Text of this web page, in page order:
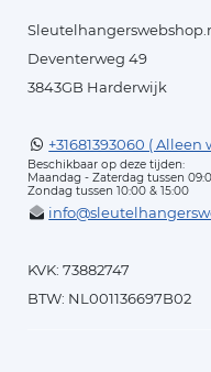
Deventerweg 49
3843GB Harderwijk
+31681393060 ( Alleen
Beschikbaar op deze tijden:
Maandag - Zaterdag tussen
Zondag tussen 10:00 & 15:00
KVK: 73882747
BTW: NL001136697B02